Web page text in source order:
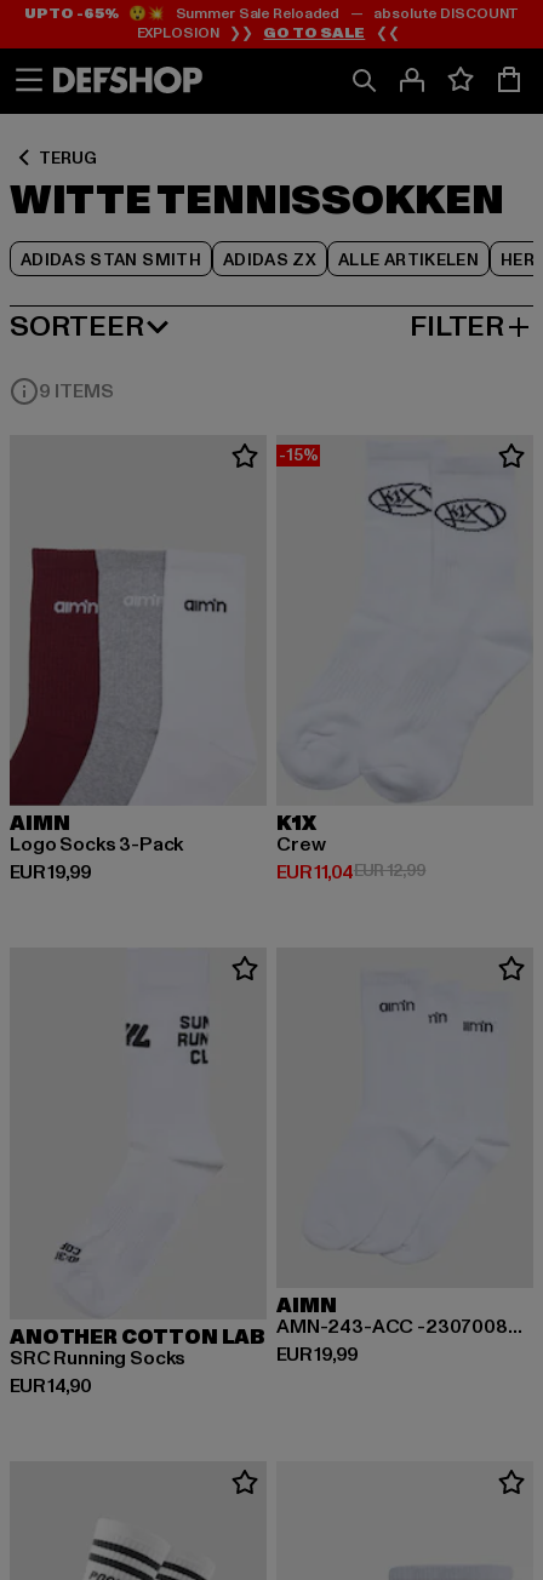
Ga
naar
Ga
naar
UP TO -65%😲💥 Summer Sale Reloaded — absolute DISCOUNT
EXPLOSION ❯❯ GO TO SALE ❮❮
TERUG
WITTE TENNISSOKKEN
ADIDAS STAN SMITH ADIDAS ZX ALLE ARTIKELEN
Ga
naar
Rooster
SORTEER
MEEST POPULAIRE FILTER
9 ITEMS
AIMN
Logo Socks 3-Pack
EUR 19,99
Huidige prijs: EUR 19,99
-15%
K1X
Crew
EUR 11,04
Huidige prijs: EUR 11,04
EUR 12,99Actieprijs: EUR
ANOTHER COTTON LAB
SRC Running Socks
EUR 14,90
Huidige prijs: EUR 14,90
AIMN
AMN-243-ACC -23070082-017 AIMN Logo Socks 3-Pack
EUR 19,99
Huidige prijs: EUR 19,99